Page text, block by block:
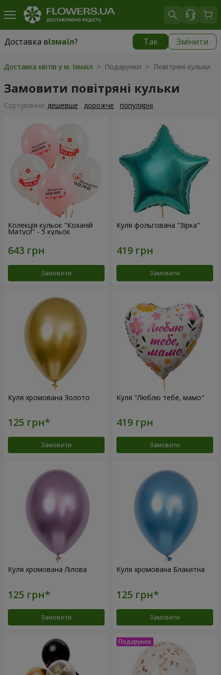
Доставка вІзмаїл? Так Змінити
Доставка вІзмаїл|
Доставка квітів у м. Ізмаїл > Подарунки > Повітряні кульки
Замовити повітряні кульки
Сортування: дешевше дорожче популярні
Колекція кульок "Коханій
Матусі!" - 5 кульок
Замовити
Куля фольгована "Зірка"
Замовити
Куля хромована Золото
Замовити
Куля "Люблю тебе, мамо"
Замовити
Куля хромована Лілова
Замовити
Куля хромована Блакитна
Замовити